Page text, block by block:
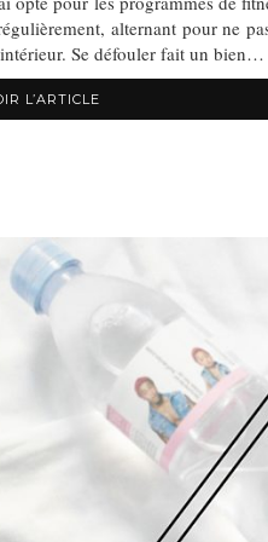
alternant pour ne
Se défouler fait un bien…
L’ARTICLE